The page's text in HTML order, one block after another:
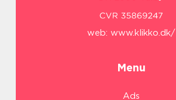
web: www.klikko.dk/
Menu
Ads